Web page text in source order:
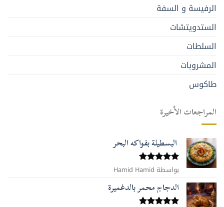
الرفيسة و السفة
الستدويتشات
السلطات
المشروبات
طاكوس
المراجعات الأخيرة
البسطيلة بفواكه البحر
تم التقييم
5من 5
بواسطة Hamid Hamid
الدجاج محمر بالدغميرة